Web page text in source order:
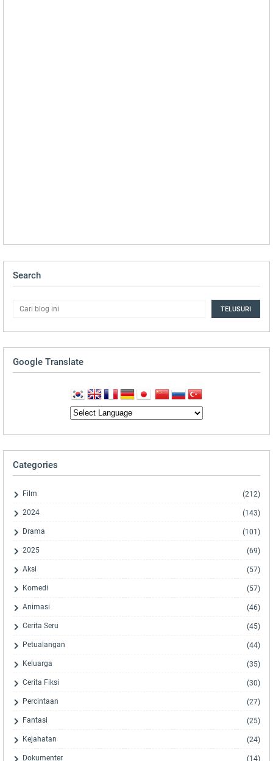
Search
Google Translate
Categories
Film (212)
2024 (143)
Drama (101)
2025 (69)
Aksi (57)
Komedi (57)
Animasi (46)
Cerita Seru (45)
Petualangan (44)
Keluarga (35)
Cerita Fiksi (30)
Percintaan (27)
Fantasi (25)
Kejahatan (24)
Dokumenter (14)